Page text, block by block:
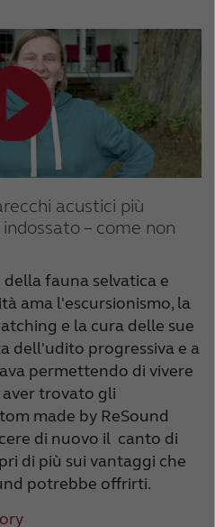
acustici più
– come non
fauna selvatica e
ama l'escursionismo, la
e la cura delle sue
dell'udito progressiva e a
permettendo di vivere
trovato gli
made by ReSound
di nuovo il canto di
di più sui vantaggi che
potrebbe offrirti.